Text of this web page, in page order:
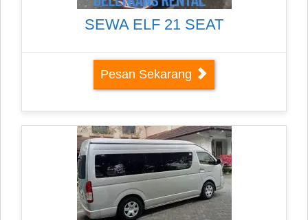
SEWA ELF 21 SEAT
Pesan Sekarang